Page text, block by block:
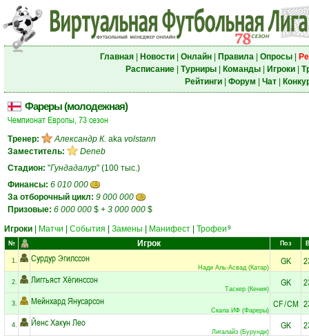
Главная| Новости| Онлайн| Правила| Опросы|
Расписание| Турниры| Команды| Игроки|
Рейтинги| Форум Чат|
Фареры (молодежная)
Чемпионат Европы, 73 сезон
Тренер: Александр К. aka volstann
Заместитель:
Deneb
Стадион: "Гундадалур" (100 тыс.)
Финансы: 6 010 000
За отборочный цикл: 9 000 000
Призовые: 6 000 000 $ + 3 000 000 $
Игроки
Матчи События Замены Манифест Трофеи 9
№ Игрок Поз
1. Сурдур Эгилссон
Нади Аль-Асвад (Катар)
GK
2. Лиггьяст Хёгинссон
Таскер (Кения)
GK
3. Мейнхард Янусарсон
Скала ИФ (Фареры)
CF/CM
4. Йенс Хакун Лео
Лигалайз (Бурунди)
GK